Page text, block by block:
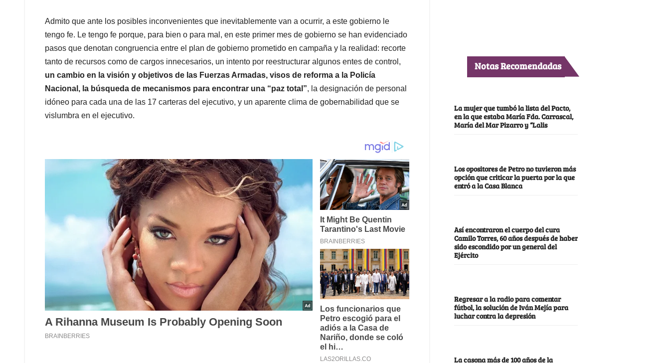
Admito que ante los posibles inconvenientes que inevitablemente van a ocurrir, a este gobierno le
tengo fe. Le tengo fe porque, para bien o para mal, en este primer mes de gobierno se han evidenciado
pasos que denotan congruencia entre el plan de gobierno prometido en campaña y la realidad: recorte
tanto de recursos como de cargos innecesarios, un intento por reestructurar algunos entes de control,
un cambio en la visión y objetivos de las Fuerzas Armadas, visos de reforma a la Policía
Nacional, la búsqueda de mecanismos para encontrar una “paz total”, la designación de personal
idóneo para cada una de las 17 carteras del ejecutivo, y un aparente clima de gobernabilidad que se
vislumbra en el ejecutivo.
Notas Recomendadas
La mujer que tumbó la lista del Pacto,
en la que estaba María Fda. Carrascal,
María del Mar Pizarro y “Lalis
Los opositores de Petro no tuvieron más
opción que criticar la puerta por la que
entró a la Casa Blanca
Así encontraron el cuerpo del cura
Camilo Torres, 60 años después de haber
sido escondido por un general del
Ejército
Regresar a la radio para comentar
fútbol, la solución de Iván Mejía para
luchar contra la depresión
La casona más de 100 años de la